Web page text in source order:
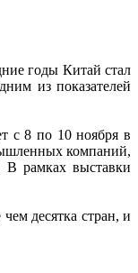
годы Китай стал
из показателей
с 8 по 10 ноября в
компаний,
В рамках выставки
десятка стран, и